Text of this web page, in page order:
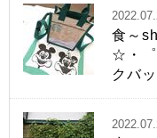
食～
☆・
クバ